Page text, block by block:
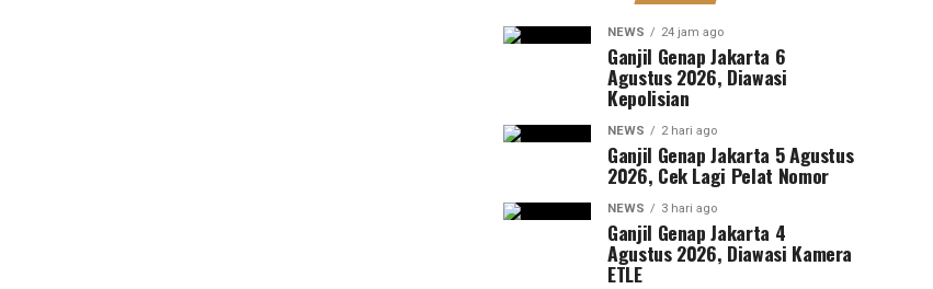
NEWS 24 jam ago
Ganjil Genap Jakarta 6
Agustus 2026, Diawasi
Kepolisian
NEWS 2 hari ago
Ganjil Genap Jakarta 5 Agustus
2026, Cek Lagi Pelat Nomor
NEWS 3 hari ago
Ganjil Genap Jakarta 4
Agustus 2026, Diawasi Kamera
ETLE